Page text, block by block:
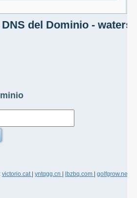
del Dominio -
victorio.cat yntqgg.cn lbzbq.com golfgrow.net